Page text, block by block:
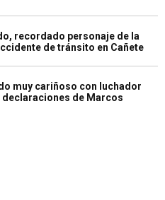
recordado personaje de la
de tránsito en Cañete
muy cariñoso con luchador
de Marcos